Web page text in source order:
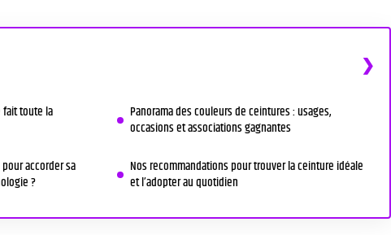
fait toute la
accorder sa
?
Panorama des couleurs de ceintures : usages,
occasions et associations gagnantes
Nos recommandations pour trouver la ceinture idéale
et l’adopter au quotidien